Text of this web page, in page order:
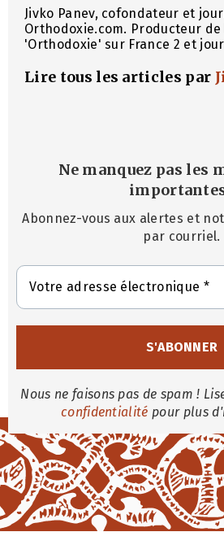
Jivko Panev, cofondateur et
Orthodoxie.com. Producteur
'Orthodoxie' sur France 2 et
Lire tous les articles par
Ne manquez pas les
Abonnez-vous aux alertes et
par courriel.
Nous ne faisons pas de spam !
confidentialité pour plus